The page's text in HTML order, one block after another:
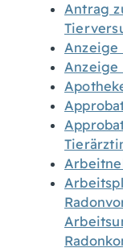
Antrag
Anzeige
Anzeige